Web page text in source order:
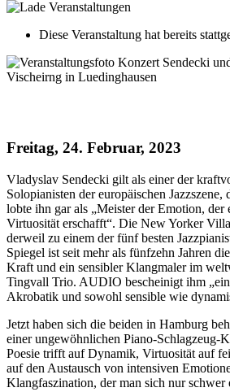
Diese Veranstaltung hat bereits
Freitag, 24. Februar, 2023
Vladyslav Sendecki gilt als einer der
Solopianisten der europäischen Jazzszene,
lobte ihn gar als „Meister der Emotion, der
Virtuosität erschafft“. Die New Yorker
derweil zu einem der fünf besten
Spiegel ist seit mehr als fünfzehn Jahren
Kraft und ein sensibler Klangmaler im
Tingvall Trio. AUDIO bescheinigt ihm
Akrobatik und sowohl sensible wie
Jetzt haben sich die beiden in Hamburg
einer ungewöhnlichen Piano-Schlagzeug-
Poesie trifft auf Dynamik, Virtuosität auf
auf den Austausch von intensiven
Klangfaszination, der man sich nur schwer